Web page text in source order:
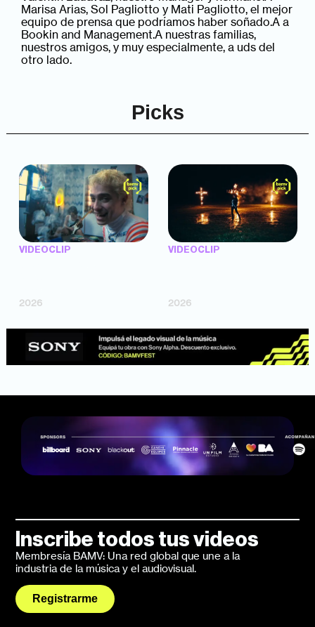
Marisa Arias, Sol Pagliotto y Mati Pagliotto, el mejor
equipo de prensa que podríamos haber soñado.A a
Bookin and Management.A nuestras familias,
nuestros amigos, y muy especialmente, a uds del
otro lado.
Picks
VIDEOCLIP
2026
VIDEOCLIP
2026
Inscribe todos tus videos
Membresía BAMV: Una red global que une a la
industria de la música y el audiovisual.
Registrarme